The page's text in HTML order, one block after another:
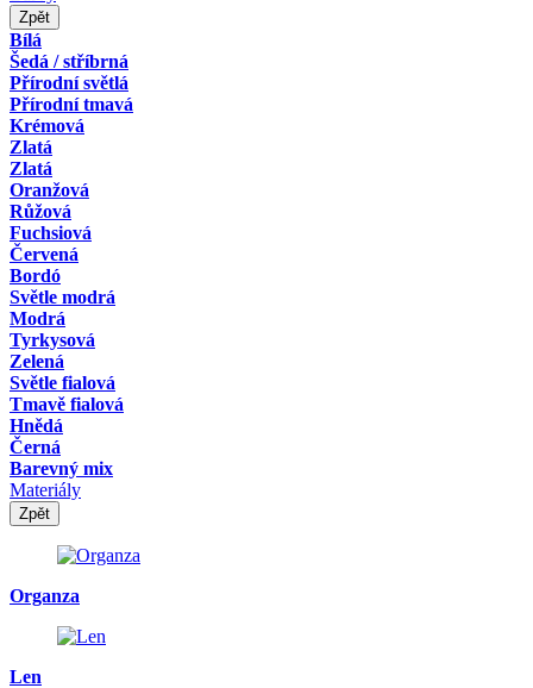
Zpět
Bílá
Šedá / stříbrná
Přírodní světlá
Přírodní tmavá
Krémová
Zlatá
Zlatá
Oranžová
Růžová
Fuchsiová
Červená
Bordó
Světle modrá
Modrá
Tyrkysová
Zelená
Světle fialová
Tmavě fialová
Hnědá
Černá
Barevný mix
Materiály
Zpět
Organza
Len